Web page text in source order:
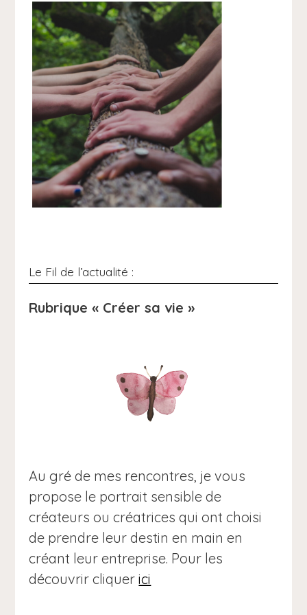
Le Fil de l’actualité :
Rubrique « Créer sa vie »
Au gré de mes rencontres, je vous
propose le portrait sensible de
créateurs ou créatrices qui ont choisi
de prendre leur destin en main en
créant leur entreprise. Pour les
découvrir cliquerici